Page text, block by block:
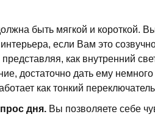
быть мягкой и короткой.
если Вам это
как внутренний
достаточно дать ему
как тонкий
дня. Вы позволяете себе